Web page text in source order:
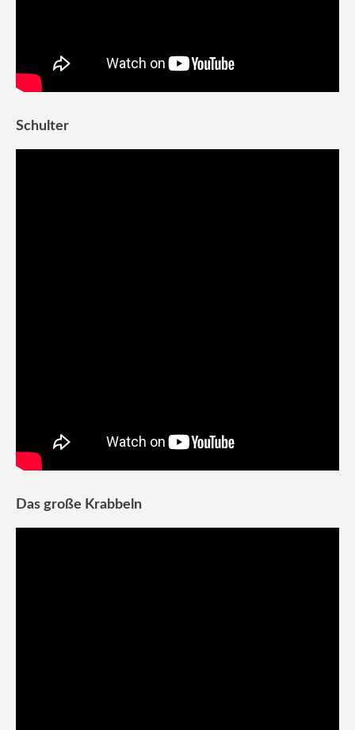
Schulter
Das große Krabbeln